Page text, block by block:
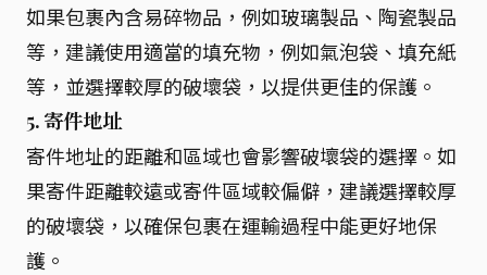
如果包裹內含易碎物品，例如玻璃製品、陶瓷製品
等，建議使用適當的填充物，例如氣泡袋、填充紙
等，並選擇較厚的破壞袋，以提供更佳的保護。
5. 寄件地址
寄件地址的距離和區域也會影響破壞袋的選擇。如
果寄件距離較遠或寄件區域較偏僻，建議選擇較厚
的破壞袋，以確保包裹在運輸過程中能更好地保
護。